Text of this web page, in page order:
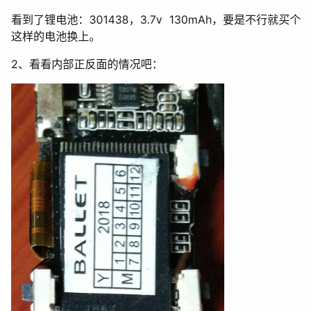
看到了锂电池：301438，3.7v 130mAh，要是不行就买个
这样的电池换上。
2、看看内部正反面的情况吧：